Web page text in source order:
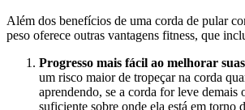
Além dos benefícios de uma corda de pular
peso oferece outras vantagens fitness, que
Progresso mais fácil ao melhorar
um risco maior de tropeçar na corda
aprendendo, se a corda for leve demais
suficiente sobre onde ela está em torno